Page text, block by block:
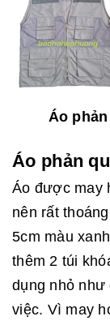
Áo
Áo phản
Áo được may
nên rất
5cm màu
thêm 2 túi
dụng nhỏ như
việc. Vì may